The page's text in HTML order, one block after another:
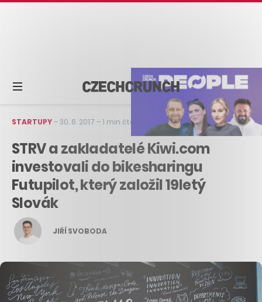
STARTUPY–30. 6. 2017 –1 min čtení
STRV a zakladatelé Kiwi.com
investovali do bikesharingu
Futupilot, který založil 19letý
Slovák
JIŘÍ SVOBODA